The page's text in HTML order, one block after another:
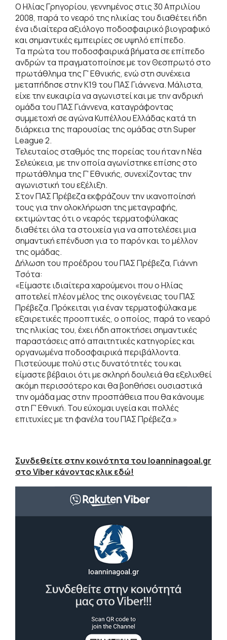
Ο Ηλίας Γρηγορίου, γεννημένος στις 30 Απριλίου
2008, παρά το νεαρό της ηλικίας του διαθέτει ήδη
ένα ιδιαίτερα αξιόλογο ποδοσφαιρικό βιογραφικό
και σημαντικές εμπειρίες σε υψηλό επίπεδο.
Τα πρώτα του ποδοσφαιρικά βήματα σε επίπεδο
ανδρών τα πραγματοποίησε με τον Θεσπρωτό στο
πρωτάθλημα της Γ' Εθνικής, ενώ στη συνέχεια
μεταπήδησε στην Κ19 του ΠΑΣ Γιάννενα. Μάλιστα,
είχε την ευκαιρία να αγωνιστεί και με την ανδρική
ομάδα του ΠΑΣ Γιάννενα, καταγράφοντας
συμμετοχή σε αγώνα Κυπέλλου Ελλάδας κατά τη
διάρκεια της παρουσίας της ομάδας στη Super
League 2.
Τελευταίος σταθμός της πορείας του ήταν η Νέα
Σελεύκεια, με την οποία αγωνίστηκε επίσης στο
πρωτάθλημα της Γ' Εθνικής, συνεχίζοντας την
αγωνιστική του εξέλιξη.
Στον ΠΑΣ Πρέβεζα εκφράζουν την ικανοποίησή
τους για την ολοκλήρωση της μεταγραφής,
εκτιμώντας ότι ο νεαρός τερματοφύλακας
διαθέτει όλα τα στοιχεία για να αποτελέσει μια
σημαντική επένδυση για το παρόν και το μέλλον
της ομάδας.
Δήλωση του προέδρου του ΠΑΣ Πρέβεζα, Γιάννη
Τσότα:
«Είμαστε ιδιαίτερα χαρούμενοι που ο Ηλίας
αποτελεί πλέον μέλος της οικογένειας του ΠΑΣ
Πρέβεζα. Πρόκειται για έναν τερματοφύλακα με
εξαιρετικές προοπτικές, ο οποίος, παρά το νεαρό
της ηλικίας του, έχει ήδη αποκτήσει σημαντικές
παραστάσεις από απαιτητικές κατηγορίες και
οργανωμένα ποδοσφαιρικά περιβάλλοντα.
Πιστεύουμε πολύ στις δυνατότητές του και
είμαστε βέβαιοι ότι με σκληρή δουλειά θα εξελιχθεί
ακόμη περισσότερο και θα βοηθήσει ουσιαστικά
την ομάδα μας στην προσπάθεια που θα κάνουμε
στη Γ' Εθνική. Του εύχομαι υγεία και πολλές
επιτυχίες με τη φανέλα του ΠΑΣ Πρέβεζα.»
Συνδεθείτε στην κοινότητα του Ioanninagoal.gr
στο Viber κάνοντας κλικ εδώ!